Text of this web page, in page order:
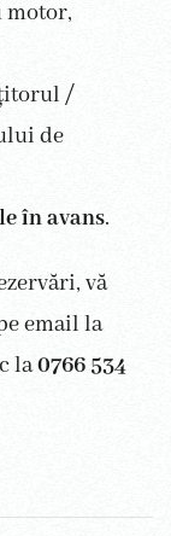
motor,
/
de
în avans.
vă
email la
la0766 534